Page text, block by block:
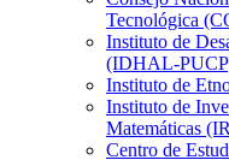
Tecnológica
Instituto de
(IDHAL-
Instituto de
Instituto de
Matemáticas
Centro de